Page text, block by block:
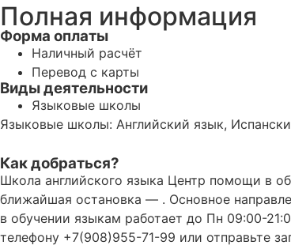
Полная информация
Форма оплаты
Наличный расчёт
Перевод с карты
Виды деятельности
Языковые школы
Языковые школы: Английский язык,
Как добраться?
Школа английского языка Центр помощи в
ближайшая остановка — . Основное
в обучении языкам работает до Пн 09:00-
телефону +7(908)955-71-99 или отправьте